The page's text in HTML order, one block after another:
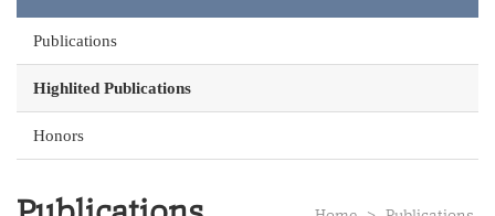
Publications
Highlited Publications
Honors